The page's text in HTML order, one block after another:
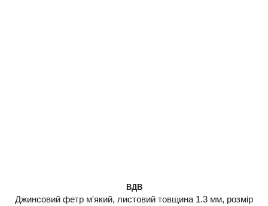
ВДВ
Джинсовий фетр м'який, листовий товщина 1.3 мм, розмір